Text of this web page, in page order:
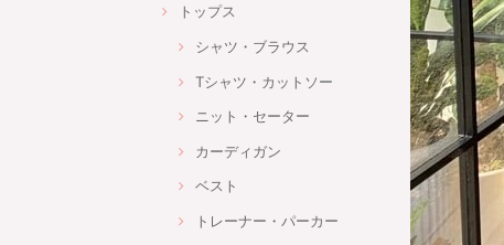
トップス
シャツ・ブラウス
Tシャツ・カットソー
ニット・セーター
カーディガン
ベスト
トレーナー・パーカー